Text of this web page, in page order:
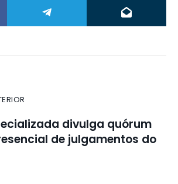
divulga quórum
de julgamentos do